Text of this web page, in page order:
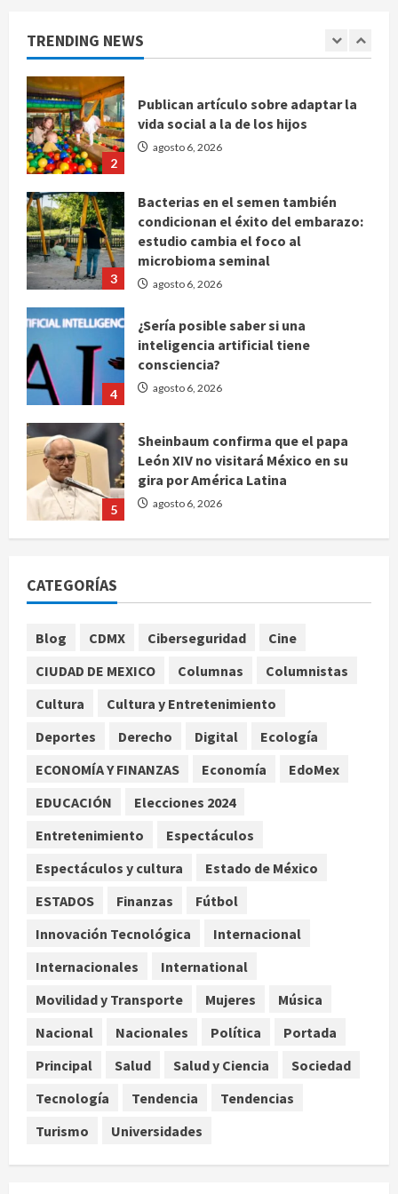
TRENDING NEWS
1
2
Publican artículo sobre adaptar la
vida social a la de los hijos
agosto 6, 2026
3
Bacterias en el semen también
condicionan el éxito del embarazo:
estudio cambia el foco al
microbioma seminal
agosto 6, 2026
4
¿Sería posible saber si una
inteligencia artificial tiene
consciencia?
agosto 6, 2026
5
Sheinbaum confirma que el papa
León XIV no visitará México en su
gira por América Latina
agosto 6, 2026
Publican artículo sobre adaptar la
vida social a la de los hijos
Bacterias en el semen también
condicionan el éxito del embarazo:
microbioma seminal
agosto 6, 2026
4
¿Sería posible saber si una
consciencia?
agosto 6, 2026
León XIV no visitará México en su
gira por América Latina
CATEGORÍAS
Blog CDMX Ciberseguridad
Cine
CIUDAD DE MEXICO
Columnas
Columnistas
Cultura
Cultura y Entretenimiento
Deportes
Derecho Digital
Ecología
ECONOMÍA Y FINANZAS
Economía
EdoMex
EDUCACIÓN
Elecciones 2024
Entretenimiento
Espectáculos
Espectáculos y cultura
Estado de México
ESTADOS
Finanzas
Fútbol
Innovación Tecnológica
Internacional
Internacionales
International
Movilidad y Transporte
Mujeres
Música
Nacional
Nacionales Política
Portada
Principal
Salud Salud y Ciencia
Sociedad
Tecnología
Tendencia
Tendencias
Turismo
Universidades